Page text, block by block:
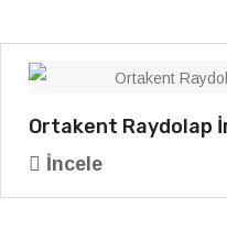
Ortakent Raydolap
İncele